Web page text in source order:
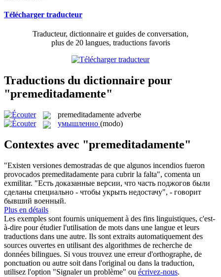
Télécharger traducteur
Traducteur, dictionnaire et guides de conversation,
plus de 20 langues, traductions favoris
Traductions du dictionnaire pour
"premeditadamente"
premeditadamente adverbe
умышленно (modo)
Contextes avec "premeditadamente"
"Existen versiones demostradas de que algunos incendios fueron
provocados premeditadamente para cubrir la falta", comenta un
exmilitar. "Есть доказанные версии, что часть поджогов были
сделаны специально - чтобы укрыть недостачу", - говорит
бывший военный.
Plus en détails
Les exemples sont fournis uniquement à des fins linguistiques, c'est-
à-dire pour étudier l'utilisation de mots dans une langue et leurs
traductions dans une autre. Ils sont extraits automatiquement des
sources ouvertes en utilisant des algorithmes de recherche de
données bilingues. Si vous trouvez une erreur d'orthographe, de
ponctuation ou autre soit dans l'original ou dans la traduction,
utilisez l'option "Signaler un problème" ou écrivez-nous.